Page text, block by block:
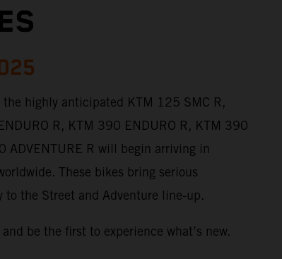
highly anticipated KTM 125 SMC R,
R, KTM 390 ENDURO R, KTM 390
ADVENTURE R will begin arriving in
These bikes bring serious
to the Street and Adventure line-up.
be the first to experience what’s new.